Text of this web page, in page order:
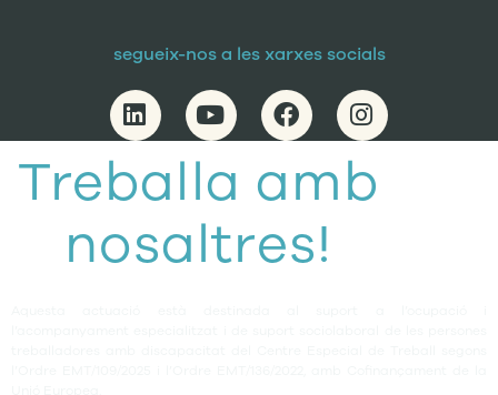
segueix-nos a les xarxes socials
Treballa amb
nosaltres!